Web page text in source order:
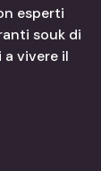
esperti
souk di
vivere il